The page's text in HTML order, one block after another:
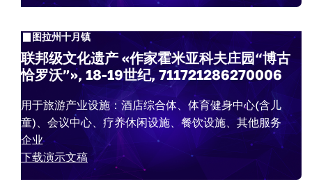
图拉州十月镇
联邦级文化遗产 «作家霍米亚科夫庄园“博古
恰罗沃”», 18-19世纪, 711721286270006
用于旅游产业设施：酒店综合体、体育健身中心(含儿
童)、会议中心、疗养休闲设施、餐饮设施、其他服务
企业
下载演示文稿